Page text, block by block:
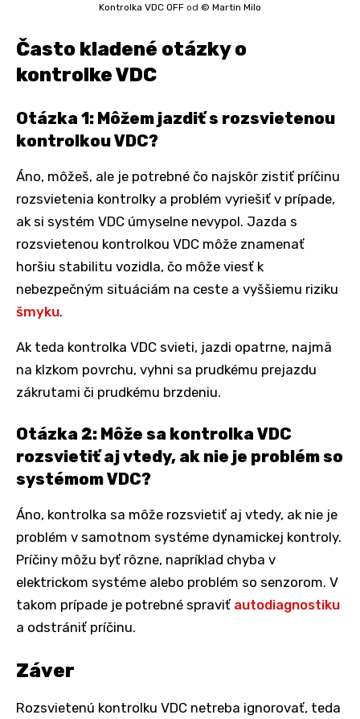
Kontrolka VDC OFF od © Martin Milo
Často kladené otázky o
kontrolke VDC
Otázka 1: Môžem jazdiť s rozsvietenou
kontrolkou VDC?
Áno, môžeš, ale je potrebné čo najskôr zistiť príčinu
rozsvietenia kontrolky a problém vyriešiť v prípade,
ak si systém VDC úmyselne nevypol. Jazda s
rozsvietenou kontrolkou VDC môže znamenať
horšiu stabilitu vozidla, čo môže viesť k
nebezpečným situáciám na ceste a vyššiemu riziku
šmyku.
Ak teda kontrolka VDC svieti, jazdi opatrne, najmä
na klzkom povrchu, vyhni sa prudkému prejazdu
zákrutami či prudkému brzdeniu.
Otázka 2: Môže sa kontrolka VDC
rozsvietiť aj vtedy, ak nie je problém so
systémom VDC?
Áno, kontrolka sa môže rozsvietiť aj vtedy, ak nie je
problém v samotnom systéme dynamickej kontroly.
Príčiny môžu byť rôzne, napríklad chyba v
elektrickom systéme alebo problém so senzorom. V
takom prípade je potrebné spraviť autodiagnostiku
a odstrániť príčinu.
Záver
Rozsvietenú kontrolku VDC netreba ignorovať, teda